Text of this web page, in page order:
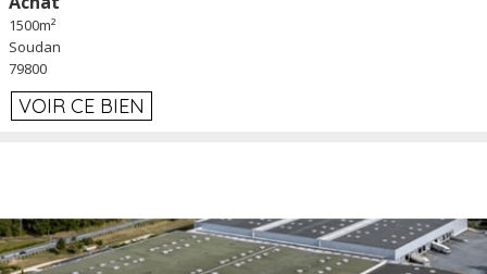
1500m²
Soudan
79800
VOIR CE BIEN